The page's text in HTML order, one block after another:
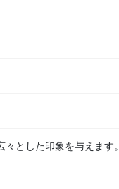
とした印象を与えます。